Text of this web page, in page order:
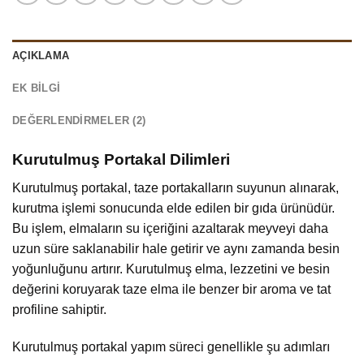
AÇIKLAMA
EK BILGI
DEĞERLENDIRMELER (2)
Kurutulmuş Portakal Dilimleri
Kurutulmuş portakal, taze portakalların suyunun alınarak,
kurutma işlemi sonucunda elde edilen bir gıda ürünüdür.
Bu işlem, elmaların su içeriğini azaltarak meyveyi daha
uzun süre saklanabilir hale getirir ve aynı zamanda besin
yoğunluğunu artırır. Kurutulmuş elma, lezzetini ve besin
değerini koruyarak taze elma ile benzer bir aroma ve tat
profiline sahiptir.
Kurutulmuş portakal yapım süreci genellikle şu adımları